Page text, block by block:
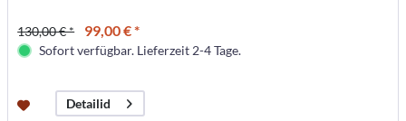
130,00 € * 99,00 € *
Sofort verfügbar. Lieferzeit 2-4 Tage.
Detailid